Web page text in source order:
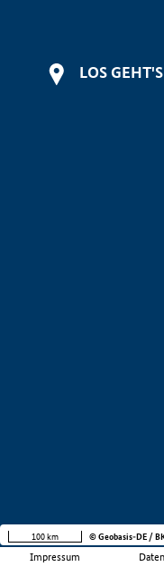
LOS GEHT'S
Impressum
100 km © Geobasis-DE /